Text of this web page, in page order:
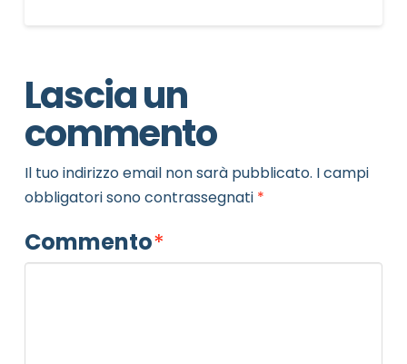
Lascia un
commento
Il tuo indirizzo email non sarà pubblicato. I campi
obbligatori sono contrassegnati *
Commento*